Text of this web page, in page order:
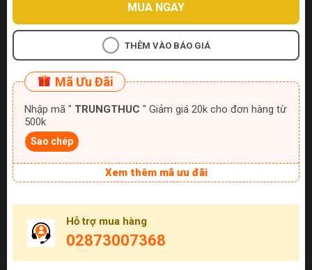
MUA NGAY
THÊM VÀO BÁO GIÁ
Mã Ưu Đãi
Nhập mã " TRUNGTHUC " Giảm giá 20k cho đơn hàng từ
500k
Sao chép
Xem thêm mã ưu đãi
Hỗ trợ mua hàng
02873007368